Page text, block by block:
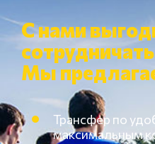
С нами
Мы
Трансфер по
максимальным